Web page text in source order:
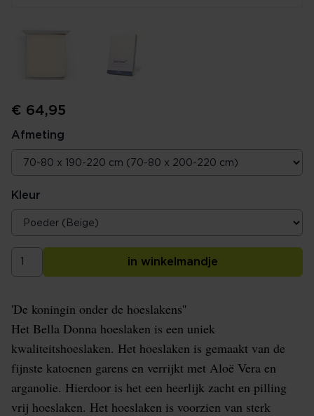
€ 64,95
Afmeting
Kleur
in winkelmandje
'De koningin onder de hoeslakens''
Het Bella Donna hoeslaken is een uniek
kwaliteitshoeslaken. Het hoeslaken is gemaakt van de
fijnste katoenen garens en verrijkt met Aloë Vera en
arganolie. Hierdoor is het een heerlijk zacht en pilling
vrij hoeslaken. Het hoeslaken is voorzien van sterk